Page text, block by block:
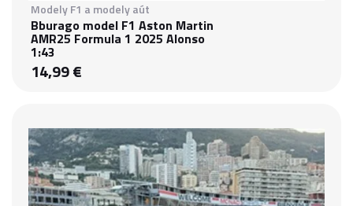
Modely F1 a modely aút
Bburago model F1 Aston Martin
AMR25 Formula 1 2025 Alonso
1:43
14,99 €